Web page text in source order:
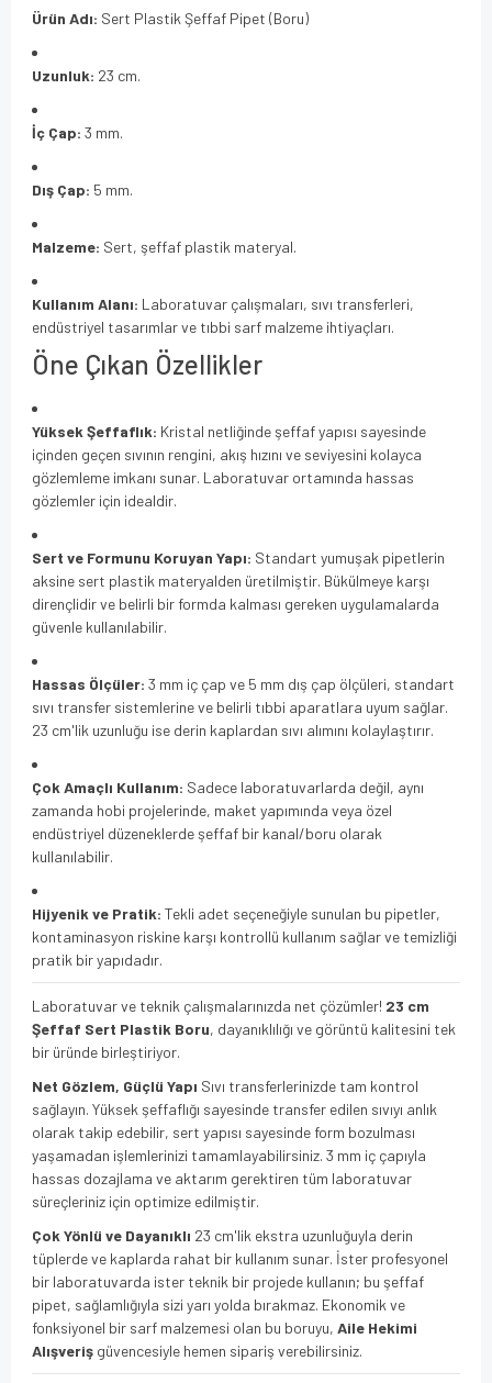
Ürün Adı: Sert Plastik Şeffaf Pipet (Boru)
Uzunluk: 23 cm.
İç Çap: 3 mm.
Dış Çap: 5 mm.
Malzeme: Sert, şeffaf plastik materyal.
Kullanım Alanı: Laboratuvar çalışmaları, sıvı transferleri,
endüstriyel tasarımlar ve tıbbi sarf malzeme ihtiyaçları.
Öne Çıkan Özellikler
Yüksek Şeffaflık: Kristal netliğinde şeffaf yapısı sayesinde
içinden geçen sıvının rengini, akış hızını ve seviyesini kolayca
gözlemleme imkanı sunar. Laboratuvar ortamında hassas
gözlemler için idealdir.
Sert ve Formunu Koruyan Yapı: Standart yumuşak pipetlerin
aksine sert plastik materyalden üretilmiştir. Bükülmeye karşı
dirençlidir ve belirli bir formda kalması gereken uygulamalarda
güvenle kullanılabilir.
Hassas Ölçüler: 3 mm iç çap ve 5 mm dış çap ölçüleri, standart
sıvı transfer sistemlerine ve belirli tıbbi aparatlara uyum sağlar.
23 cm'lik uzunluğu ise derin kaplardan sıvı alımını kolaylaştırır.
Çok Amaçlı Kullanım: Sadece laboratuvarlarda değil, aynı
zamanda hobi projelerinde, maket yapımında veya özel
endüstriyel düzeneklerde şeffaf bir kanal/boru olarak
kullanılabilir.
Hijyenik ve Pratik: Tekli adet seçeneğiyle sunulan bu pipetler,
kontaminasyon riskine karşı kontrollü kullanım sağlar ve temizliği
pratik bir yapıdadır.
Laboratuvar ve teknik çalışmalarınızda net çözümler! 23 cm
Şeffaf Sert Plastik Boru, dayanıklılığı ve görüntü kalitesini tek
bir üründe birleştiriyor.
Net Gözlem, Güçlü Yapı Sıvı transferlerinizde tam kontrol
sağlayın. Yüksek şeffaflığı sayesinde transfer edilen sıvıyı anlık
olarak takip edebilir, sert yapısı sayesinde form bozulması
yaşamadan işlemlerinizi tamamlayabilirsiniz. 3 mm iç çapıyla
hassas dozajlama ve aktarım gerektiren tüm laboratuvar
süreçleriniz için optimize edilmiştir.
Çok Yönlü ve Dayanıklı 23 cm'lik ekstra uzunluğuyla derin
tüplerde ve kaplarda rahat bir kullanım sunar. İster profesyonel
bir laboratuvarda ister teknik bir projede kullanın; bu şeffaf
pipet, sağlamlığıyla sizi yarı yolda bırakmaz. Ekonomik ve
fonksiyonel bir sarf malzemesi olan bu boruyu, Aile Hekimi
Alışveriş güvencesiyle hemen sipariş verebilirsiniz.